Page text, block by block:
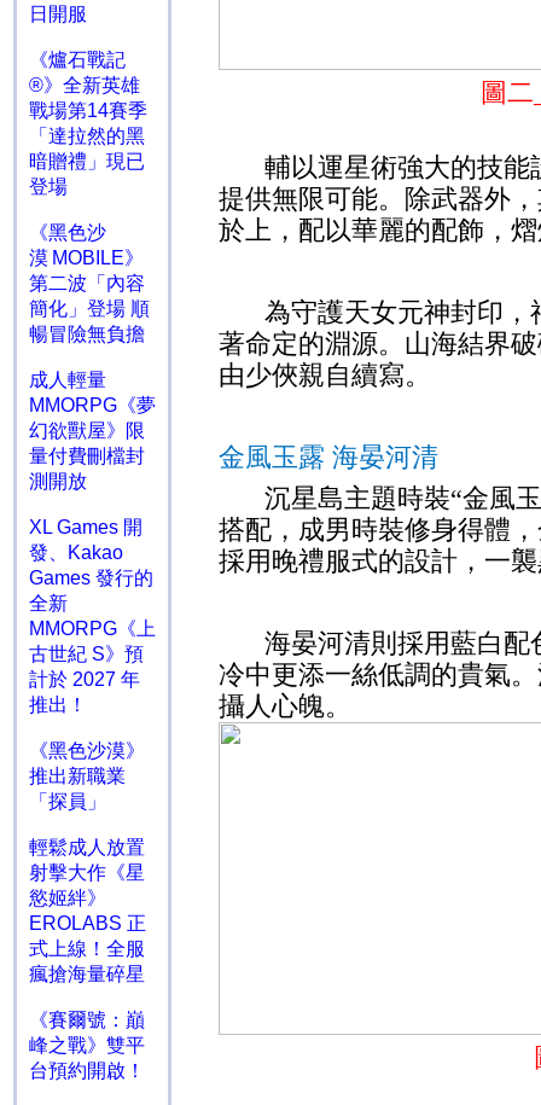
日開服
《爐石戰記
®》全新英雄
戰場第14賽季
「達拉然的黑
暗贈禮」現已
登場
《黑色沙
漠 MOBILE》
第二波「內容
簡化」登場 順
暢冒險無負擔
成人輕量
MMORPG《夢
幻欲獸屋》限
量付費刪檔封
測開放
XL Games 開
發、Kakao
Games 發行的
全新
MMORPG《上
古世紀 S》預
計於 2027 年
推出！
《黑色沙漠》
推出新職業
「探員」
輕鬆成人放置
射擊大作《星
慾姬絆》
EROLABS 正
式上線！全服
瘋搶海量碎星
《賽爾號：巔
峰之戰》雙平
台預約開啟！
圖二
輔以運星術強大的技
提供無限可能。除武器外
於上，配以華麗的配飾，
為守護天女元神封印，
著命定的淵源。山海結界
由少俠親自續寫。
金風玉露 海晏河清
沉星島主題時裝“金風
搭配，成男時裝修身得體
採用晚禮服式的設計，一
海晏河清則採用藍白
冷中更添一絲低調的貴氣
攝人心魄。